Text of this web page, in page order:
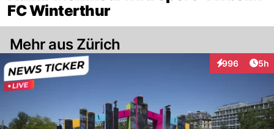
FC Winterthur
Mehr aus Zürich
996
Interaktionen
5h